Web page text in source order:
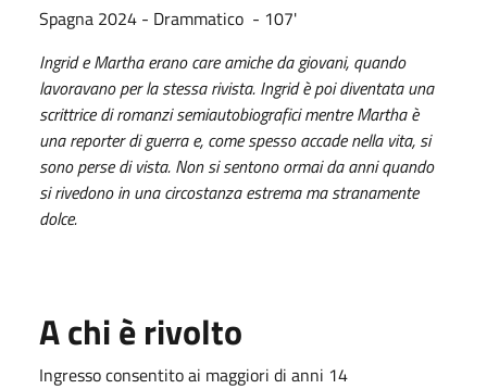
Spagna 2024 - Drammatico - 107'
Ingrid e Martha erano care amiche da giovani, quando
lavoravano per la stessa rivista. Ingrid è poi diventata una
scrittrice di romanzi semiautobiografici mentre Martha è
una reporter di guerra e, come spesso accade nella vita, si
sono perse di vista. Non si sentono ormai da anni quando
si rivedono in una circostanza estrema ma stranamente
dolce.
A chi è rivolto
Ingresso consentito ai maggiori di anni 14